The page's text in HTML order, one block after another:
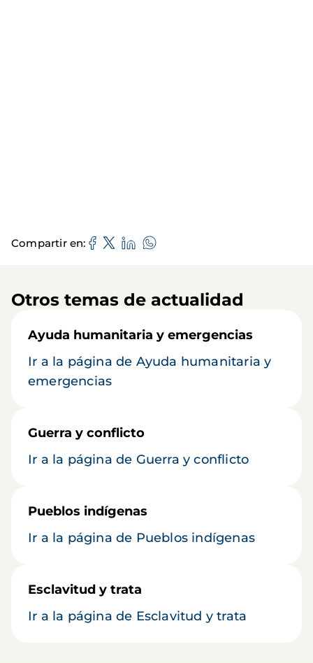
Compartir en
Otros temas de actualidad
Ayuda humanitaria y emergencias
Ir a la página de Ayuda humanitaria y
emergencias
Guerra y conflicto
Ir a la página de Guerra y conflicto
Pueblos indígenas
Ir a la página de Pueblos indígenas
Esclavitud y trata
Ir a la página de Esclavitud y trata